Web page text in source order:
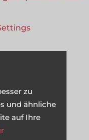
zu
und ähnliche
auf Ihre